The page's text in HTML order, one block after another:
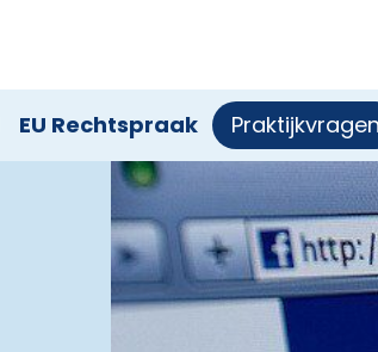
EU Rechtspraak Praktijkvragen